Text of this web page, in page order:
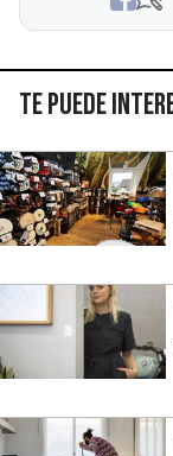
Te puede